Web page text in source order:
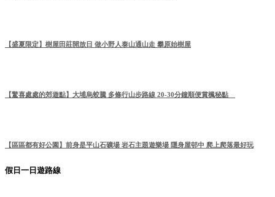
【盛夏限定】樹屋田莊開放日 做小野人泰山通山走 攀原始樹屋
【驚喜處處的郊遊點】大埔烏蛟騰 多條行山步路線 20-30分鐘順便賞楓秘點
【區區都有好公園】前身是平山石礦場 岩石主題遊樂場 隱身屋邨中 爬上爬落最好玩
假日一日遊路線